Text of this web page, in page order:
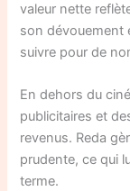
valeur nette
son dévouement
suivre pour de
En dehors du
publicitaires et
revenus. Reda
prudente, ce qui
terme.